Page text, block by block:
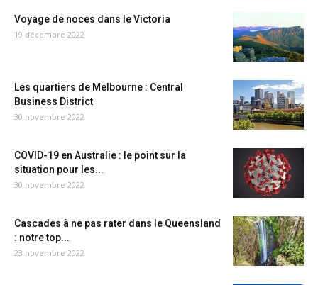
Voyage de noces dans le Victoria
19 décembre 2022
Les quartiers de Melbourne : Central
Business District
30 novembre 2022
COVID-19 en Australie : le point sur la
situation pour les...
30 novembre 2022
Cascades à ne pas rater dans le Queensland
: notre top...
23 novembre 2022